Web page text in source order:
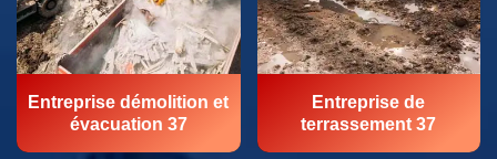
Entreprise démolition et
évacuation 37
Entreprise de
terrassement 37